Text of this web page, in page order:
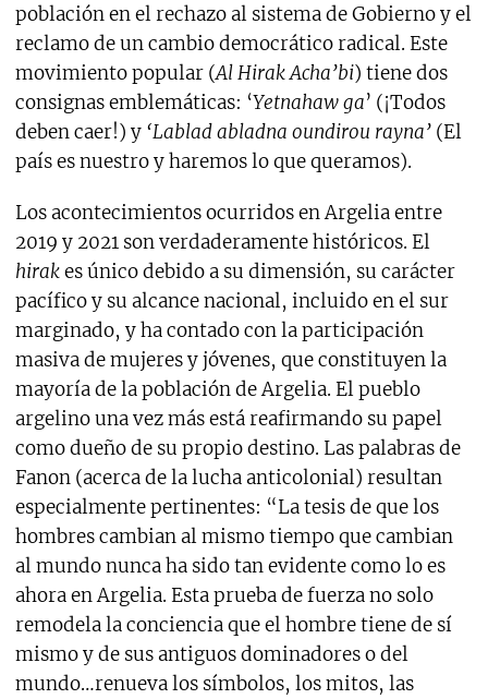
población en el rechazo al sistema de Gobierno y el
reclamo de un cambio democrático radical. Este
movimiento popular (Al Hirak Acha’bi) tiene dos
consignas emblemáticas: ‘Yetnahaw ga’ (¡Todos
deben caer!) y ‘Lablad abladna oundirou rayna’(El
país es nuestro y haremos lo que queramos).
Los acontecimientos ocurridos en Argelia entre
2019 y 2021 son verdaderamente históricos. El
hirakes único debido a su dimensión, su carácter
pacífico y su alcance nacional, incluido en el sur
marginado, y ha contado con la participación
masiva de mujeres y jóvenes, que constituyen la
mayoría de la población de Argelia. El pueblo
argelino una vez más está reafirmando su papel
como dueño de su propio destino. Las palabras de
Fanon (acerca de la lucha anticolonial) resultan
especialmente pertinentes: “La tesis de que los
hombres cambian al mismo tiempo que cambian
al mundo nunca ha sido tan evidente como lo es
ahora en Argelia. Esta prueba de fuerza no solo
remodela la conciencia que el hombre tiene de sí
mismo y de sus antiguos dominadores o del
mundo…renueva los símbolos, los mitos, las